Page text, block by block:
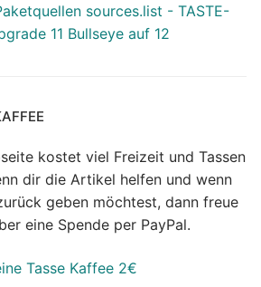
sources.list - TASTE-
11 Bullseye auf 12
kostet viel Freizeit und Tassen
dir die Artikel helfen und wenn
geben möchtest, dann freue
eine Spende per PayPal.
Tasse Kaffee 2€